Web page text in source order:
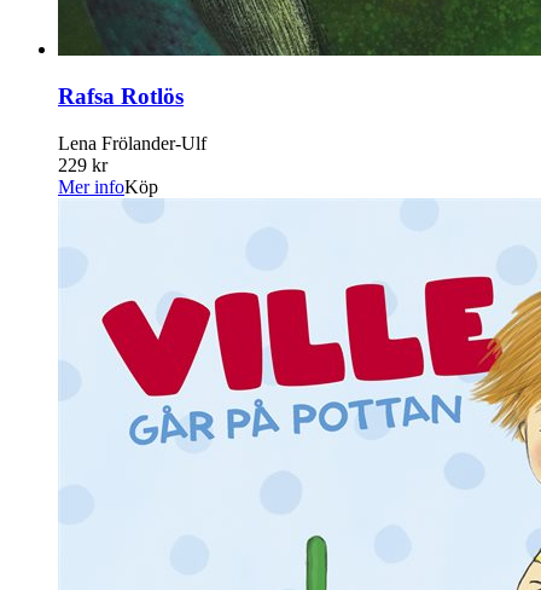
Rafsa Rotlös
Lena Frölander-Ulf
229 kr
Mer infoKöp